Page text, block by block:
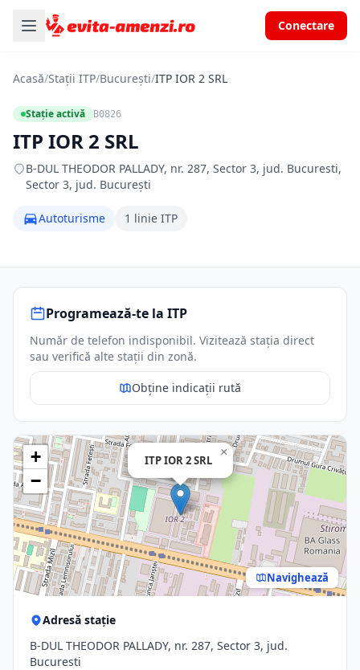
Conectare
Acasă/Stații ITP/București/ITP IOR 2 SRL
Stație activă B0826
ITP IOR 2 SRL
B-DUL THEODOR PALLADY, nr. 287, Sector 3, jud. Bucuresti,
Sector 3, jud. București
Autoturisme 1 linie ITP
Programează-te la ITP
Număr de telefon indisponibil. Vizitează stația direct
sau verifică alte stații din zonă.
Obține indicații rută
ITP IOR 2 SRL
×
+
−
Navighează
Adresă stație
B-DUL THEODOR PALLADY, nr. 287, Sector 3, jud.
Bucuresti